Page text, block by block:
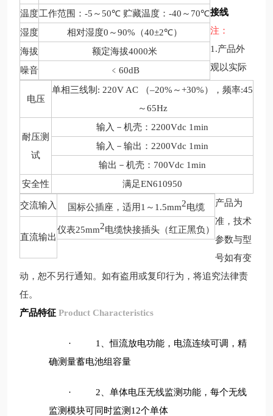
温度工作范围： -5 ～ 50℃ 贮藏温度： -40 ～ 70℃
湿度
相对湿度0 ～90% （40±2℃）
海拔
额定海拔4000米
噪音
﹤ 60dB
电压
单相三线制 : 220V AC （–20% ～+30%），频率:45
～65Hz
耐压测
试
输入－机壳： 2200Vdc 1min
输入－输出： 2200Vdc 1min
输出－机壳： 700Vdc 1min
安全性
满足EN610950
接线
交流输入 国标公插座，适用1 ～ 1.5mm2电缆
直流输出
仪表25mm2电缆快接插头（红正黑负）
注：
1.产品外
观以实际
产品为
准，技术
参数与型
号如有变
动，恕不另行通知。如有盗用或复印行为，将追究法律责
任。
产品特征 Product Characteristics
· 1
、恒流放电功能，电流连续可调，精
确测量蓄电池组容量
· 2 、单体电压无线监测功能，每个无线
监测模块可同时监测 12个单体